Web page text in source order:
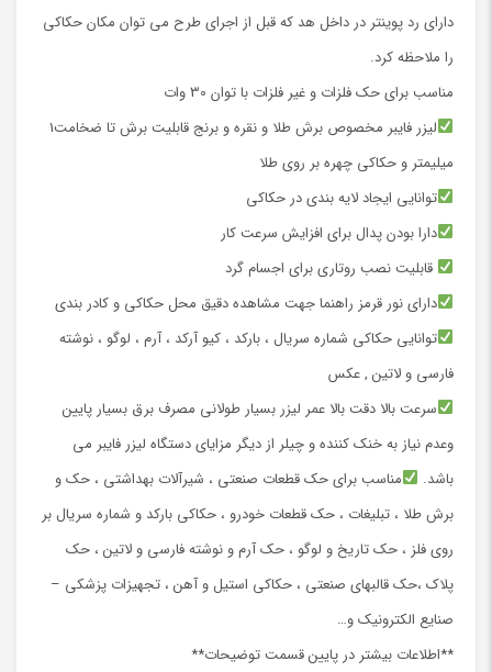
دارای رد پوینتر در داخل هد که قبل از اجرای طرح می توان مکان حکاکی
را ملاحظه کرد.
مناسب برای حک فلزات و غیر فلزات با توان 30 وات
لیزر فایبر مخصوص برش طلا و نقره و برنج قابلیت برش تا ضخامت1
میلیمتر و حکاکی چهره بر روی طلا
توانایی ایجاد لایه بندی در حکاکی
دارا بودن پدال برای افزایش سرعت کار
قابلیت نصب روتاری برای اجسام گرد
دارای نور قرمز راهنما جهت مشاهده دقیق محل حکاکی و کادر بندی
توانایی حکاکی شماره سریال ، بارکد ، کیو آرکد ، آرم ، لوگو ، نوشته
فارسی و لاتین , عکس
سرعت بالا دقت بالا عمر لیزر بسیار طولانی مصرف برق بسیار پایین
وعدم نیاز به خنک کننده و چیلر از دیگر مزایای دستگاه لیزر فایبر می
باشد.
مناسب برای حک قطعات صنعتی ، شیرآلات بهداشتی ، حک و
برش طلا ، تبلیغات ، حک قطعات خودرو ، حکاکی بارکد و شماره سریال بر
روی فلز ، حک تاریخ و لوگو ، حک آرم و نوشته فارسی و لاتین ، حک
پلاک ،حک قالبهای صنعتی ، حکاکی استیل و آهن ، تجهیزات پزشکی –
صنایع الکترونیک و…
**اطلاعات بیشتر در پایین قسمت توضیحات**